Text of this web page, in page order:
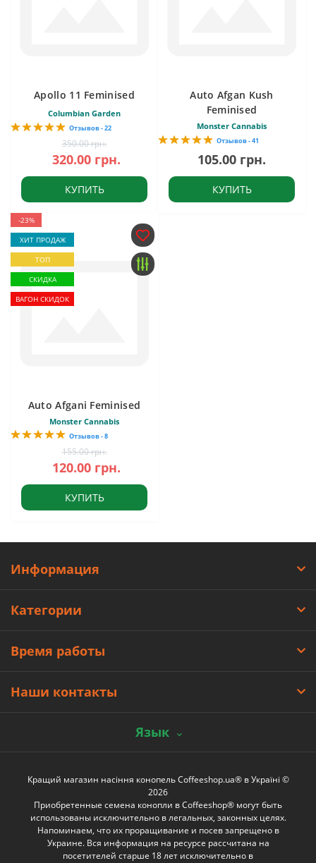
Apollo 11 Feminised
Columbian Garden
Отзывов - 22
350.00 грн.
320.00 грн.
КУПИТЬ
Auto Afgan Kush
Feminised
Monster Cannabis
Отзывов - 41
105.00 грн.
КУПИТЬ
-23%
ХИТ ПРОДАЖ
ТОП
СКИДКА
ВАГОН СКИДОК
Auto Afgani Feminised
Monster Cannabis
Отзывов - 8
155.00 грн.
120.00 грн.
КУПИТЬ
Информация
Категории
Время работы
Наши контакты
Язык
Кращий магазин насіння конопель Coffeeshop.ua® в Україні ©
2026
Приобретенные семена конопли в Coffeeshop® могут быть
использованы исключительно в легальных, законных целях.
Напоминаем, что их проращивание и посев запрещено в
Украине. Вся информация на ресурсе рассчитана на
посетителей старше 18 лет исключительно в